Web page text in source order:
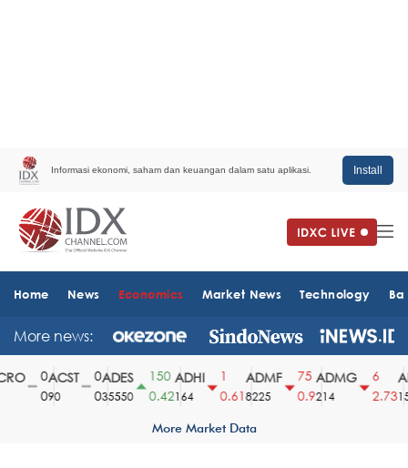
Informasi ekonomi, saham dan keuangan dalam satu aplikasi. Install
Home News Economics Market News Technology
More news:
ACST
90
ADES
35550
150
0.42
ADHI
164
0.61
ADMF
8225
75
0.9
ADMG
214
2.73
More Market Data